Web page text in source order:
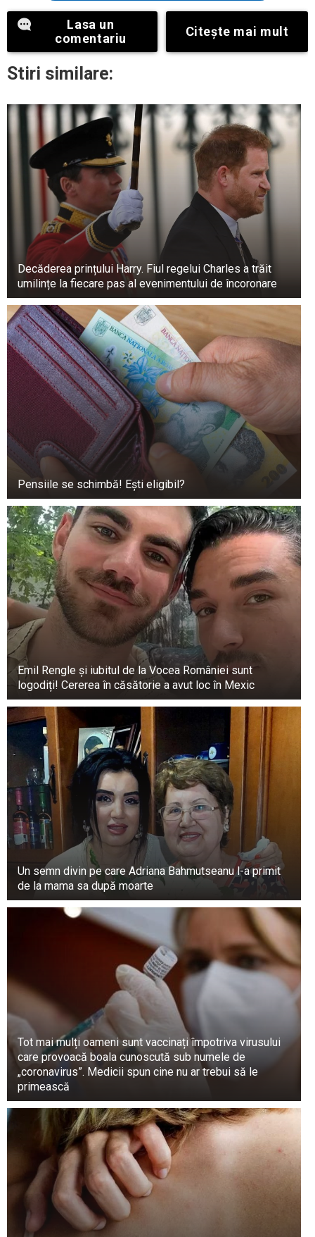
Băiatul a răspuns apoi: „Este imperativ să fiu
conștient de destinația la care vă duc, având în
vedere vârsta dumneavoastră înaintată.”
Bărbatul nu a putut înțelege informațiile auditive
pe care le primise. El a recunoscut că acțiunile
sale ar crea un precedent pentru urmașii săi și
că, în viitor, ar putea fi supus unui tratament
similar.
Este imperativ să recunoaștem influența
profundă pe care o au adulții în modelarea
percepțiilor copiilor despre îmbătrânire și
persoanele în vârstă. Prin urmare, este esențial
să le insuflăm copiilor înțelegerea faptului că
persoanele în vârstă constituie o componentă
vitală a vieții noastre și că ar trebui să li se
acorde respectul și considerația pe care le
merită.
Lasa un
comentariu
Citeşte mai mult
Stiri similare:
Decăderea prințului Harry. Fiul regelui Charles a trăit
umilințe la fiecare pas al evenimentului de încoronare
Pensiile se schimbă! Ești eligibil?
Emil Rengle și iubitul de la Vocea României sunt
logodiți! Cererea în căsătorie a avut loc în Mexic
Un semn divin pe care Adriana Bahmutseanu l-a primit
de la mama sa după moarte
Tot mai mulți oameni sunt vaccinați împotriva virusului
care provoacă boala cunoscută sub numele de
„coronavirus”. Medicii spun cine nu ar trebui să le
primească